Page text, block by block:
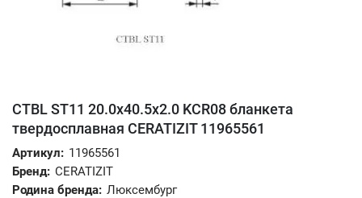
CTBL ST11 20.0x40.5x2.0 KCR08 бланкета
твердосплавная CERATIZIT 11965561
Артикул: 11965561
Бренд: CERATIZIT
Родина бренда: Люксембург